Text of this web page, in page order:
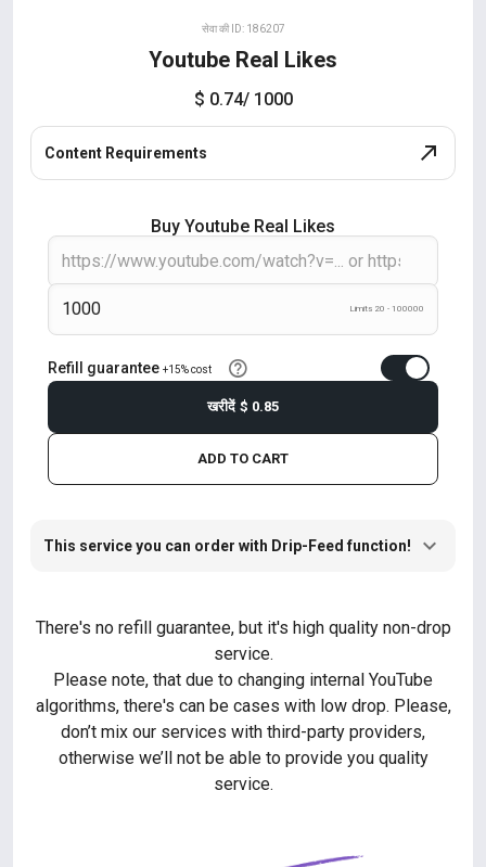
सेवा की ID: 186207
Youtube Real Likes
$ 0.74/ 1000
Content Requirements
Buy Youtube Real Likes
Limits 20 - 100000
Refill guarantee +15% cost
ADD TO CART
खरीदें $ 0.85
This service you can order with Drip-Feed function!
There's no refill guarantee, but it's high quality non-drop
service.
Please note, that due to changing internal YouTube
algorithms, there's can be cases with low drop. Please,
don’t mix our services with third-party providers,
otherwise we’ll not be able to provide you quality
service.